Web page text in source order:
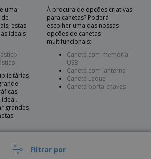
Filtrar por
uma
estas
ideais
ideal.
grandes
À procura de opções criativas
para canetas? Poderá
escolher uma das nossas
opções de canetas
multifuncionais:
Caneta com memória
USB
Caneta com lanterna
Caneta Leque
Caneta porta-chaves
Canetas de Metal